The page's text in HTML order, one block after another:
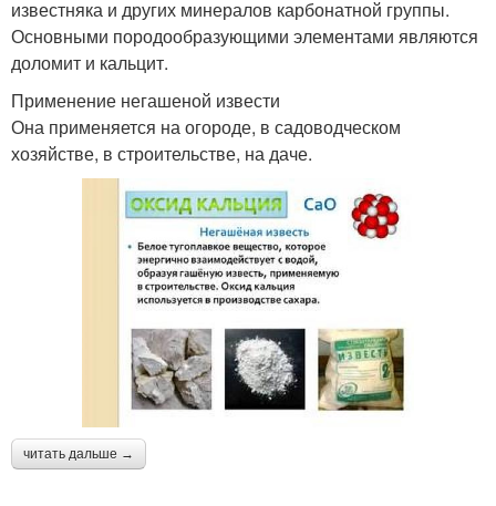
известняка и других минералов карбонатной группы.
Основными породообразующими элементами являются
доломит и кальцит.
Применение негашеной извести
Она применяется на огороде, в садоводческом
хозяйстве, в строительстве, на даче.
читать дальше →